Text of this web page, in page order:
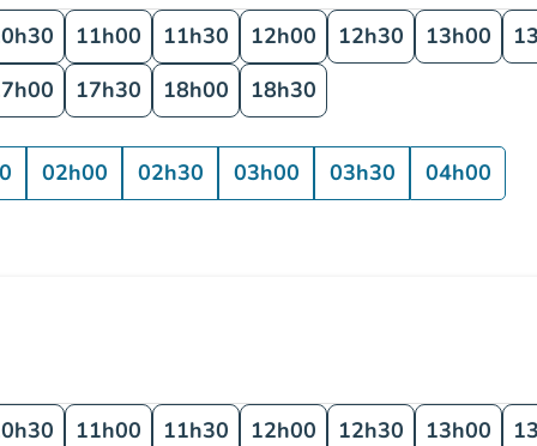
11h00 11h30 12h00 12h30 13h00
17h30 18h00 18h30
02h00 02h30 03h00 03h30 04h00
11h00 11h30 12h00 12h30 13h00